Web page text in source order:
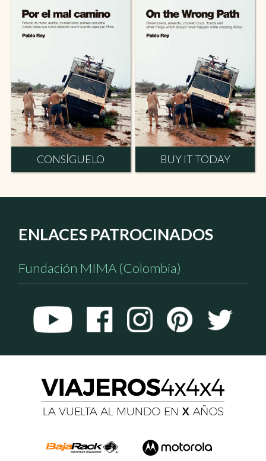
CONSÍGUELO BUY IT TODAY
ENLACES PATROCINADOS
Fundación MIMA (Colombia)